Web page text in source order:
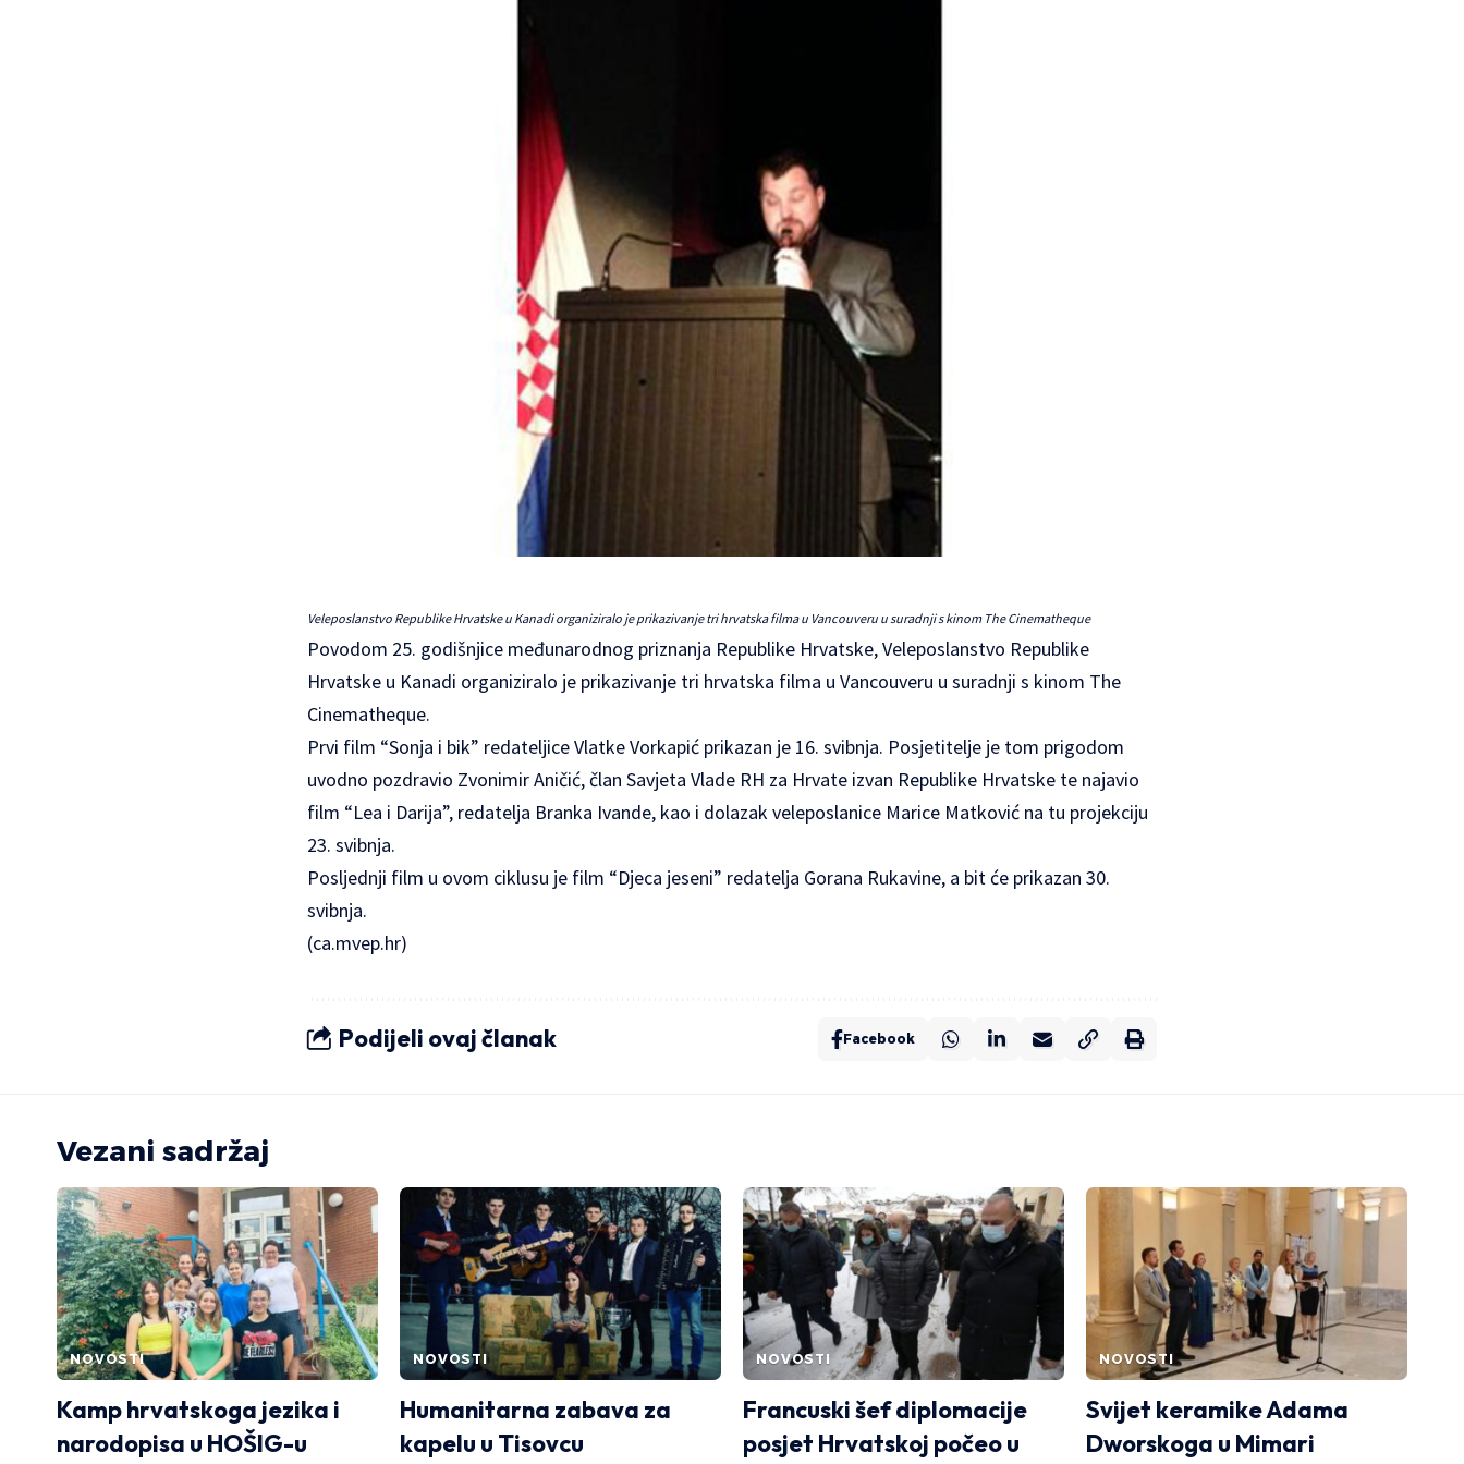
Veleposlanstvo Republike Hrvatske u Kanadi organiziralo je prikazivanje tri hrvatska filma u Vancouveru u suradnji s kinom The Cinematheque
Povodom 25. godišnjice međunarodnog priznanja Republike Hrvatske, Veleposlanstvo Republike
Hrvatske u Kanadi organiziralo je prikazivanje tri hrvatska filma u Vancouveru u suradnji s kinom The
Cinematheque.
Prvi film “Sonja i bik” redateljice Vlatke Vorkapić prikazan je 16. svibnja. Posjetitelje je tom prigodom
uvodno pozdravio Zvonimir Aničić, član Savjeta Vlade RH za Hrvate izvan Republike Hrvatske te najavio
film “Lea i Darija”, redatelja Branka Ivande, kao i dolazak veleposlanice Marice Matković na tu projekciju
23. svibnja.
Posljednji film u ovom ciklusu je film “Djeca jeseni” redatelja Gorana Rukavine, a bit će prikazan 30.
svibnja.
(ca.mvep.hr)
Podijeli ovaj članak Facebook
Vezani sadržaj
NOVOSTI
Kamp hrvatskoga jezika i
narodopisa u HOŠIG-u
NOVOSTI
Humanitarna zabava za
kapelu u Tisovcu
NOVOSTI
Francuski šef diplomacije
posjet Hrvatskoj počeo u
NOVOSTI
Svijet keramike Adama
Dworskoga u Mimari